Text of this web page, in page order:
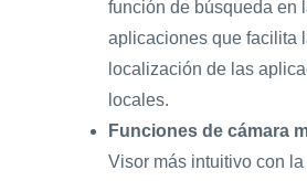
función de búsqueda en
aplicaciones que facilita
localización de las
locales.
Funciones de cámara
Visor más intuitivo con la